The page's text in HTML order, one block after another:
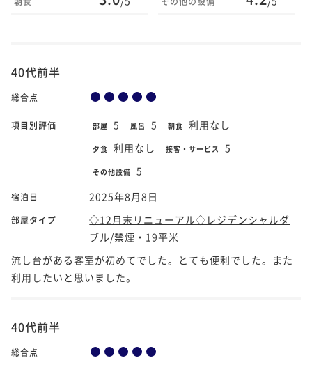
40代前半
総合点
項目別評価 部屋 5 風呂 5 朝食 利用なし
夕食 利用なし 接客・サービス 5
その他設備 5
宿泊日 2025年8月8日
部屋タイプ
◇12月末リニューアル◇レジデンシャルダ
ブル/禁煙・19平米
流し台がある客室が初めてでした。とても便利でした。また
利用したいと思いました。
40代前半
総合点